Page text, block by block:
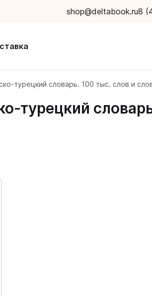
shop@deltabook.ru8
турецкий словарь. 100 тыс. слов и
турецкий